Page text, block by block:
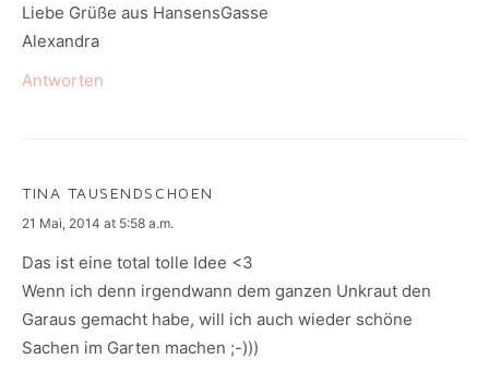
Liebe Grüße aus HansensGasse
Alexandra
Antworten
TINA TAUSENDSCHOEN
says:
21 Mai, 2014 at 5:58 a.m.
Das ist eine total tolle Idee <3
Wenn ich denn irgendwann dem ganzen Unkraut den
Garaus gemacht habe, will ich auch wieder schöne
Sachen im Garten machen ;-)))